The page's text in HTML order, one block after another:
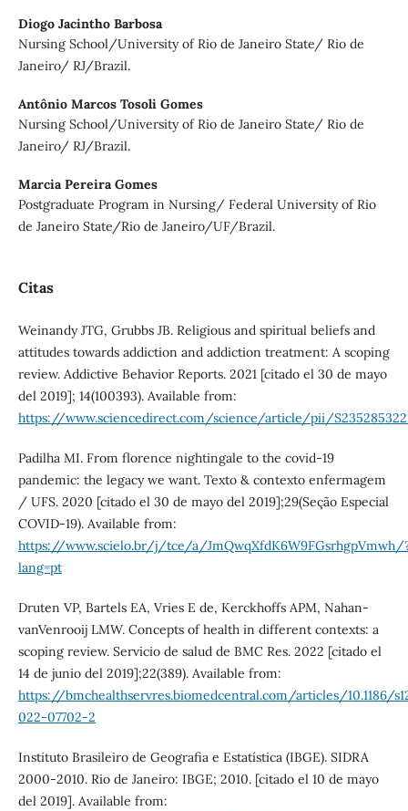
Diogo Jacintho Barbosa
Nursing School/University of Rio de Janeiro State/ Rio de
Janeiro/ RJ/Brazil.
Antônio Marcos Tosoli Gomes
Nursing School/University of Rio de Janeiro State/ Rio de
Janeiro/ RJ/Brazil.
Marcia Pereira Gomes
Postgraduate Program in Nursing/ Federal University of Rio
de Janeiro State/Rio de Janeiro/UF/Brazil.
Citas
Weinandy JTG, Grubbs JB. Religious and spiritual beliefs and
attitudes towards addiction and addiction treatment: A scoping
review. Addictive Behavior Reports. 2021 [citado el 30 de mayo
del 2019]; 14(100393). Available from:
https://www.sciencedirect.com/science/article/pii/
Padilha MI. From florence nightingale to the covid-19
pandemic: the legacy we want. Texto & contexto enfermagem
/ UFS. 2020 [citado el 30 de mayo del 2019];29(Seção Especial
COVID-19). Available from:
https://www.scielo.br/j/tce/a/JmQwqXfdK6W9FGsrhgpVmwh/
lang=pt
Druten VP, Bartels EA, Vries E de, Kerckhoffs APM, Nahan-
vanVenrooij LMW. Concepts of health in different contexts: a
scoping review. Servicio de salud de BMC Res. 2022 [citado el
14 de junio del 2019];22(389). Available from:
https://bmchealthservres.biomedcentral.com/articles/10.1186/
022-07702-2
Instituto Brasileiro de Geografia e Estatística (IBGE). SIDRA
2000-2010. Rio de Janeiro: IBGE; 2010. [citado el 10 de mayo
del 2019]. Available from: